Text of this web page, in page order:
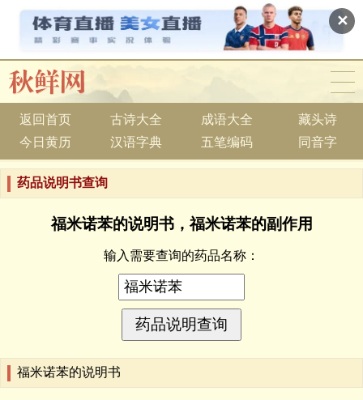
✕
返回首页 古诗大全 成语大全
藏头诗
今日黄历
汉语字典 五笔编码 同音字
药品说明书查询
福米诺苯的说明书，福米诺苯的副作用
输入需要查询的药品名称：
福米诺苯的说明书